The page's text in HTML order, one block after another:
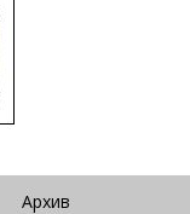
Архив